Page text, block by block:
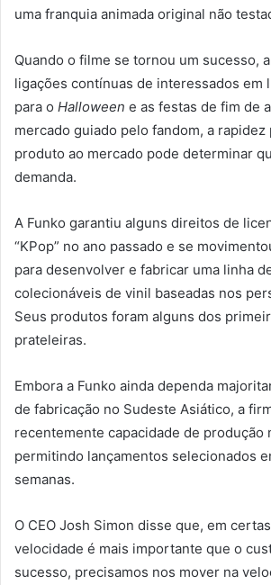
uma franquia animada original não
Quando o filme se tornou um sucesso,
ligações contínuas de interessados em
para o Halloween e as festas de fim de
mercado guiado pelo fandom, a rapidez
produto ao mercado pode determinar
demanda.
A Funko garantiu alguns direitos de
“KPop” no ano passado e se
para desenvolver e fabricar uma linha
colecionáveis de vinil baseadas nos
Seus produtos foram alguns dos
prateleiras.
Embora a Funko ainda dependa
de fabricação no Sudeste Asiático, a
recentemente capacidade de produção
permitindo lançamentos selecionados
semanas.
O CEO Josh Simon disse que, em
velocidade é mais importante que o
sucesso, precisamos nos mover na